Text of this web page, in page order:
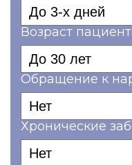
Возраст
Обращение к
Хронические